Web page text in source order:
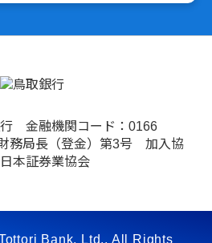
金融機関コード：0166
務局長（登金）第3号 加入協
本証券業協会
Bank, Ltd., All Rights